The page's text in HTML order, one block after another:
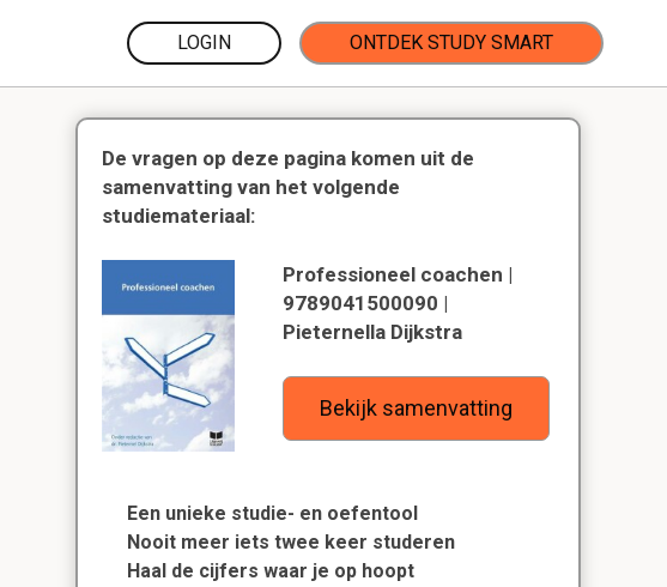
LOGIN ONTDEK STUDY SMART
De vragen op deze pagina komen uit de
samenvatting van het volgende
studiemateriaal:
Professioneel coachen |
9789041500090 |
Pieternella Dijkstra
Bekijk samenvatting
Een unieke studie- en oefentool
Nooit meer iets twee keer studeren
Haal de cijfers waar je op hoopt